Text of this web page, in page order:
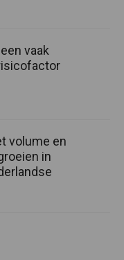
vaak
volume en
in